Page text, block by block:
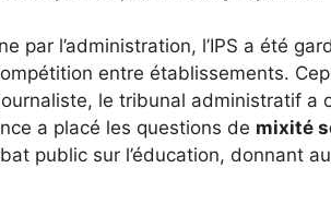
par l’administration, l’IPS a été
entre établissements.
le tribunal administratif a
a placé les questions de mixité
public sur l’éducation, donnant